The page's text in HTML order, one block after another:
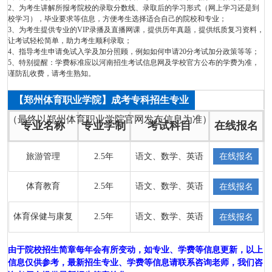
2、为考生讲解所报考院校的录取分数线、录取后的学习形式（网上学习还是到
校学习），毕业要求等信息，方便考生选择适合自己的院校和专业；
3、为考生提供专业的VIP录播及直播网课，提供历年真题，提供纸质复习资料，
让考试轻松简单，助力考生顺利录取；
4、指导考生申请免试入学及加分照顾，例如如何申请20分考试加分政策等等；
5、特别提醒：学费标准应以河南招生考试信息网及学校官方公布的学费为准，
谨防乱收费，请考生熟知。
【郑州体育职业学院】成考专科招生专业
（最终以郑州体育职业学院官网发布信息为准）
专业名称 专业学制 考试科目 在线报名
旅游管理 2.5年 语文、数学、英语 在线报名
体育教育 2.5年 语文、数学、英语 在线报名
体育保健与康复 2.5年 语文、数学、英语 在线报名
由于院校招生简章每年会有所变动，如专业、学费等信息更新，以上
信息仅供参考，最新招生专业、学费等信息请联系咨询老师，我们咨